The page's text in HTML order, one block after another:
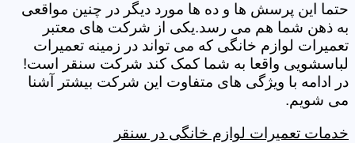
حتما این پرسش ها و ده ها مورد دیگر در چنین مواقعی
به ذهن شما هم می رسد.یکی از شرکت های معتبر
تعمیرات لوازم خانگی که می تواند در زمینه تعمیرات
لباسشویی واقعا به شما کمک کند شرکت سنقر است!
در ادامه با ویژگی های متفاوت این شرکت بیشتر آشنا
می شویم.
خدمات تعمیرات لوازم خانگی در سنقر